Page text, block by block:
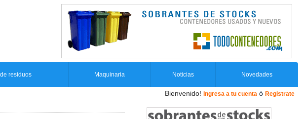
residuos Maquinaria Noticias Novedades
Bienvenido! Ingresa a tu cuenta ó Registrate